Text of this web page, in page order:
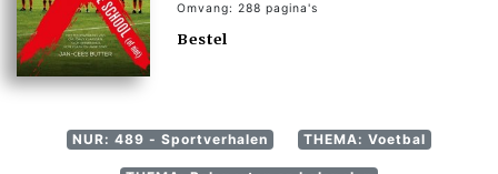
Omvang: 288 pagina's
Bestel
NUR: 489 - Sportverhalen THEMA: Voetbal